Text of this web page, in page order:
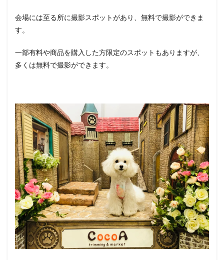
会場には至る所に撮影スポットがあり、無料で撮影ができま
す。
一部有料や商品を購入した方限定のスポットもありますが、
多くは無料で撮影ができます。